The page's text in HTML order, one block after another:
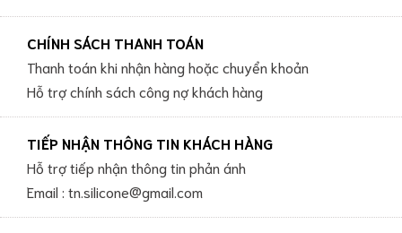
CHÍNH SÁCH THANH TOÁN
Thanh toán khi nhận hàng hoặc chuyển khoản
Hỗ trợ chính sách công nợ khách hàng
TIẾP NHẬN THÔNG TIN KHÁCH HÀNG
Hỗ trợ tiếp nhận thông tin phản ánh
Email : tn.silicone@gmail.com